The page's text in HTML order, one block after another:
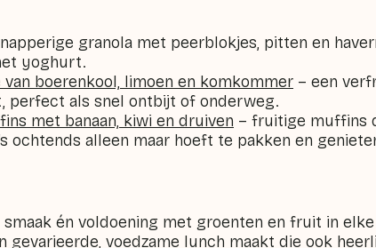
granola met peerblokjes, pitten en
yoghurt.
van boerenkool, limoen en komkommer – een
perfect als snel ontbijt of onderweg.
met banaan, kiwi en druiven – fruitige muffins
ochtends alleen maar hoeft te pakken en
én voldoening met groenten en fruit in
gevarieerde, voedzame lunch maakt die ook